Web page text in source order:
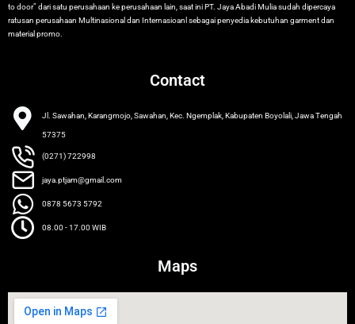
to door” dari satu perusahaan ke perusahaan lain, saat ini PT. Jaya Abadi Mulia sudah dipercaya
ratusan perusahaan Multinasional dan Internasioanl sebagai penyedia kebutuhan garment dan
material promo.
Contact
Jl. Sawahan, Karangmojo, Sawahan, Kec. Ngemplak, Kabupaten Boyolali, Jawa Tengah
57375
(0271) 722998
jaya.ptjam@gmail.com
0878 5673 5792
08.00 - 17.00 WIB
Maps